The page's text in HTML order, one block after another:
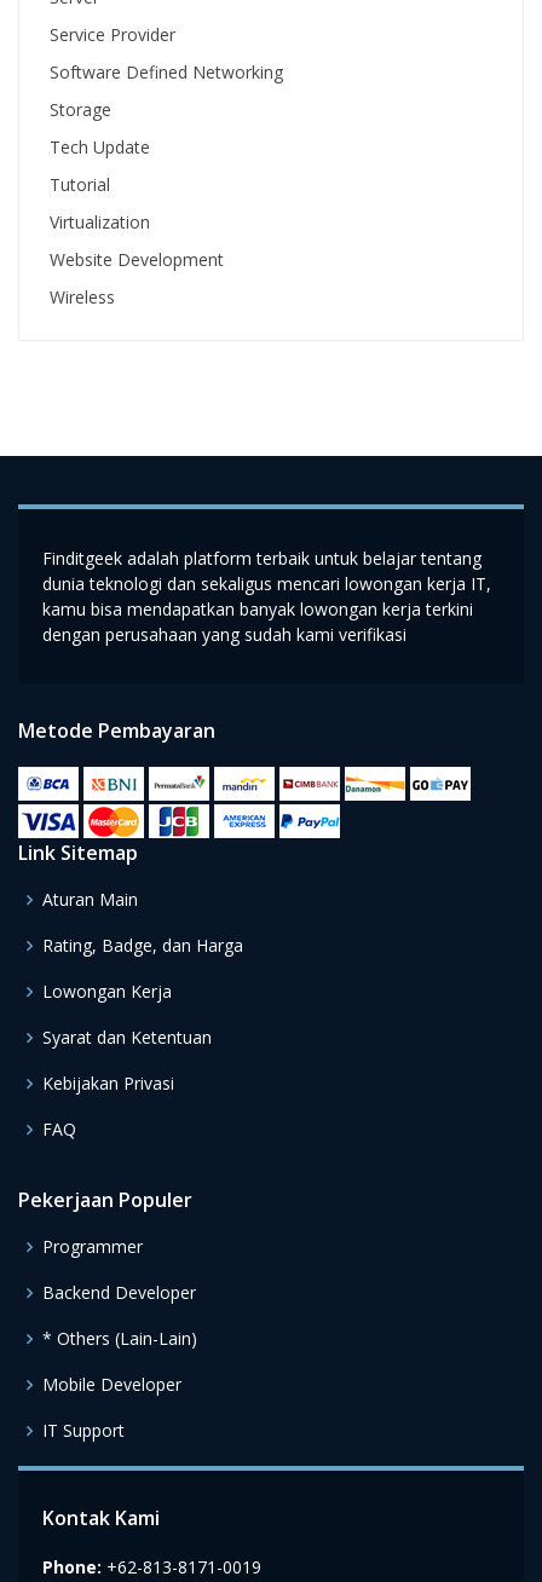
Service Provider
Software Defined Networking
Storage
Tech Update
Tutorial
Virtualization
Website Development
Wireless
Finditgeek adalah platform terbaik untuk belajar tentang
dunia teknologi dan sekaligus mencari lowongan kerja IT,
kamu bisa mendapatkan banyak lowongan kerja terkini
dengan perusahaan yang sudah kami verifikasi
Metode Pembayaran
Link Sitemap
Aturan Main
Rating, Badge, dan Harga
Lowongan Kerja
Syarat dan Ketentuan
Kebijakan Privasi
FAQ
Pekerjaan Populer
Programmer
Backend Developer
* Others (Lain-Lain)
Mobile Developer
IT Support
Kontak Kami
Phone: +62-813-8171-0019